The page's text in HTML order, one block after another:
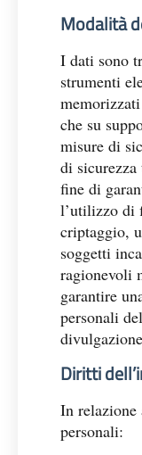
Modalità
I dati sono
strumenti
che su
misure di
di
fine di
l’utilizzo di
criptaggio,
soggetti
ragionevoli
garantire
personali
Diritti
In relazione
personali: